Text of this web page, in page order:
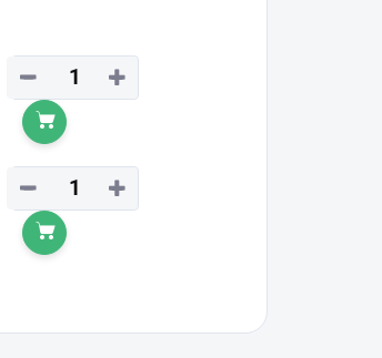
+
−
Do košíku
+
−
Do košíku